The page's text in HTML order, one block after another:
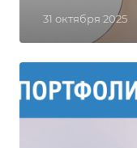
31 октября 2025